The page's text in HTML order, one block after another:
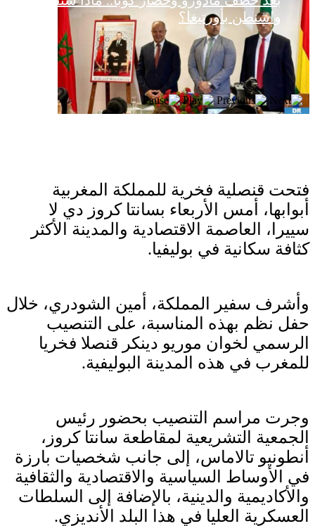
واشنطن بأورتيغا؟
فتحت قنصلية فخرية للمملكة المغربية
أبوابها، أمس الأربعاء بسانتا كروز دي لا
سييرا، العاصمة الاقتصادية والمدينة الأكثر
كثافة سكانية في بوليفيا.
وأشرف سفير المملكة، أمين الشودري، خلال
حفل نظم بهذه المناسبة، على التنصيب
الرسمي لخوان موريو دينكر قنصلا فخريا
للمغرب في هذه المدينة البوليفية.
وجرت مراسم التنصيب بحضور رئيس
الجمعية التشريعية لمقاطعة سانتا كروز،
أنطونيو تالاماس، إلى جانب شخصيات بارزة
في الأوساط السياسية والاقتصادية والثقافية
والأكاديمية والدينية، بالإضافة إلى السلطات
العسكرية العليا في هذا البلد الأنديزي.